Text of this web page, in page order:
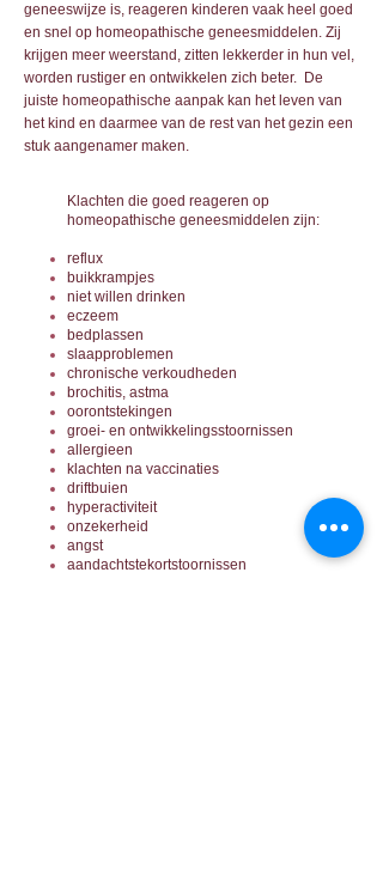
geneeswijze is, reageren kinderen vaak heel goed
en snel op homeopathische geneesmiddelen. Zij
krijgen meer weerstand, zitten lekkerder in hun vel,
worden rustiger en ontwikkelen zich beter. De
juiste homeopathische aanpak kan het leven van
het kind en daarmee van de rest van het gezin een
stuk aangenamer maken.
Klachten die goed reageren op
homeopathische geneesmiddelen zijn:
reflux
buikkrampjes
niet willen drinken
eczeem
bedplassen
slaapproblemen
chronische verkoudheden
brochitis, astma
oorontstekingen
groei- en ontwikkelingsstoornissen
allergieen
klachten na vaccinaties
driftbuien
hyperactiviteit
onzekerheid
angst
aandachtstekortstoornissen